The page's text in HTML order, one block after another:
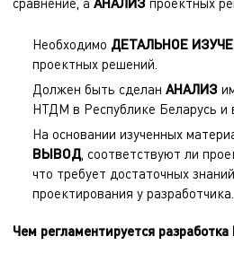
Необходимо ДЕТАЛЬНОЕ
проектных решений.
Должен быть сделан АНАЛИЗ
НТДМ в Республике Беларусь и
На основании изученных
ВЫВОД, соответствуют ли
что требует достаточных
проектирования у разработчика.
Чем регламентируется